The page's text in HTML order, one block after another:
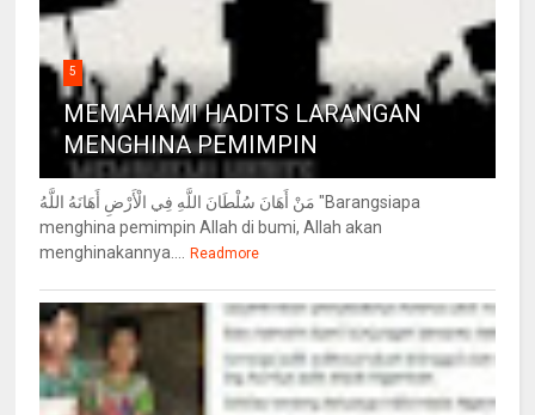
5
MEMAHAMI HADITS LARANGAN
MENGHINA PEMIMPIN
مَنْ أَهَانَ سُلْطَانَ اللَّهِ فِي الْأَرْضِ أَهَانَهُ اللَّهُ "Barangsiapa
menghina pemimpin Allah di bumi, Allah akan
menghinakannya.... Readmore